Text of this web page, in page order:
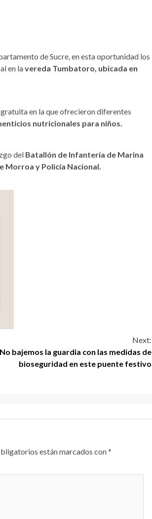
de Sucre, en esta oportunidad los
en lavereda Tumbatoro, ubicada en
en la que ofrecieron diferentes
nutricionales para niños.
del Batallón de Infantería de Marina
Morroa y Policía Nacional.
Next:
No bajemos la guardia con las medidas de
bioseguridad en este puente festivo
están marcados con*